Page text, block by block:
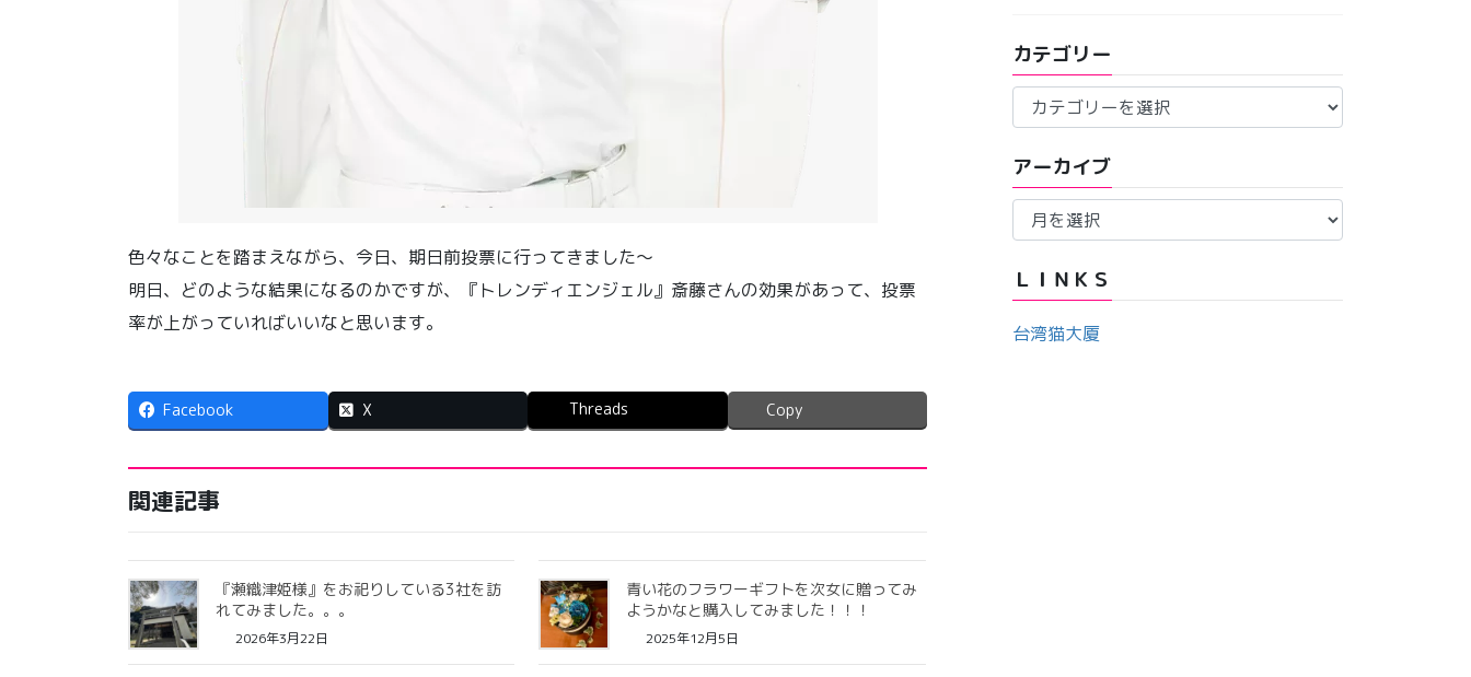
色々なことを踏まえながら、今日、期日前投票に行ってきました〜
明日、どのような結果になるのかですが、『トレンディエンジェル』斎藤さんの効果があって、投票
率が上がっていればいいなと思います。
Facebook X Threads Copy
関連記事
『瀬織津姫様』をお祀りしている3社を訪
れてみました。。。
2026年3月22日
青い花のフラワーギフトを次女に贈ってみ
ようかなと購入してみました！！！
2025年12月5日
カテゴリー
テ
リ
ー
アーカイブ
ア
イ
ブ
ＬＩＮＫＳ
台湾猫大厦